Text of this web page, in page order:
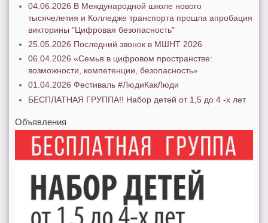
04.06.2026 В Международной школе нового
тысячелетия и Колледже транспорта прошла апробация
викторины "Цифровая безопасность"
25.05.2026 Последний звонок в МШНТ 2026
06.04.2026 «Семья в цифровом пространстве:
возможности, компетенции, безопасность»
01.04.2026 Фестиваль #ЛюдиКакЛюди
БЕСПЛАТНАЯ ГРУППА!! Набор детей от 1,5 до 4 -х лет
Объявления